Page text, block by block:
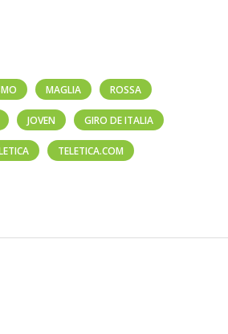
MAGLIA ROSSA
JOVEN GIRO DE ITALIA
TELETICA.COM